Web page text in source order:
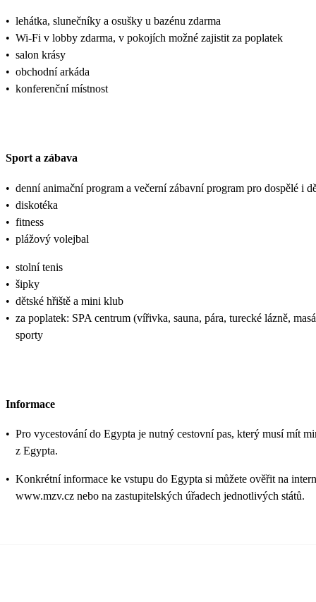
• lehátka, slunečníky a osušky u bazénu zdarma
• Wi-Fi v lobby zdarma, v pokojích možné zajistit za poplatek
• salon krásy
• obchodní arkáda
• konferenční místnost
Sport a zábava
• denní animační program a večerní zábavní program pro dospělé i
• diskotéka
• fitness
• plážový volejbal
• stolní tenis
• šipky
• dětské hřiště a mini klub
• za poplatek: SPA centrum (vířivka, sauna, pára, turecké lázně,
sporty
Informace
• Pro vycestování do Egypta je nutný cestovní pas, který musí mít
z Egypta.
• Konkrétní informace ke vstupu do Egypta si můžete ověřit na
www.mzv.cz nebo na zastupitelských úřadech jednotlivých států.